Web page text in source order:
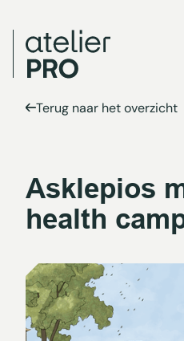
Terug naar het overzicht
Asklepios
health